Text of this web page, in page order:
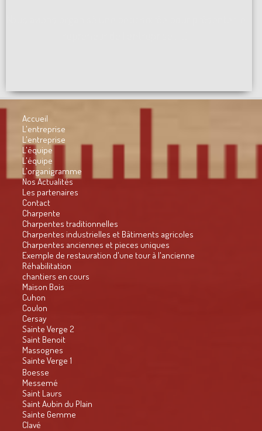
Accueil
L'entreprise
L'entreprise
L'équipe
L'équipe
L'organigramme
Nos Actualités
Les partenaires
Contact
Charpente
Charpentes traditionnelles
Charpentes industrielles et Bâtiments agricoles
Charpentes anciennes et pieces uniques
Exemple de restauration d'une tour à l'ancienne
Réhabilitation
chantiers en cours
Maison Bois
Cuhon
Coulon
Cersay
Sainte Verge 2
Saint Benoit
Massognes
Sainte Verge 1
Boesse
Messemé
Saint Laurs
Saint Aubin du Plain
Sainte Gemme
Clavé